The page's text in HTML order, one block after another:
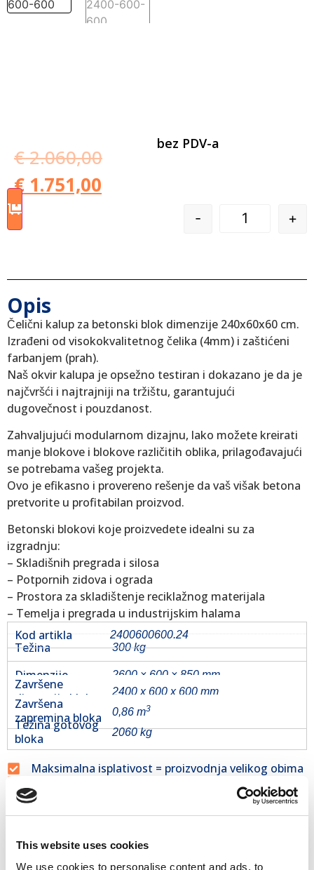
This website uses cookies
We use cookies to personalise content and ads, to
€2.060,00
€ 1.751,00
bez PDV-a
- +
Opis
Čelični kalup za betonski blok dimenzije 240x60x60 cm.
Izrađeni od visokokvalitetnog čelika (4mm) i zaštićeni
farbanjem (prah).
Naš okvir kalupa je opsežno testiran i dokazano je da je
najčvršći i najtrajniji na tržištu, garantujući
dugovečnost i pouzdanost.
Zahvaljujući modularnom dizajnu, lako možete kreirati
manje blokove i blokove različitih oblika, prilagođavajući
se potrebama vašeg projekta.
Ovo je efikasno i provereno rešenje da vaš višak betona
pretvorite u profitabilan proizvod.
Betonski blokovi koje proizvedete idealni su za
izgradnju:
– Skladišnih pregrada i silosa
– Potpornih zidova i ograda
– Prostora za skladištenje reciklažnog materijala
– Temelja i pregrada u industrijskim halama
Kod artikla
2400600600.24
Težina 300 kg
Dimenzije 2600 × 600 × 850 mm
Završene
dimenzije bloka
2400 x 600 x 600 mm
Završena
zapremina bloka
0,86 m3
Težina gotovog
bloka
2060 kg
Maksimalna isplativost = proizvodnja velikog obima
Prodaja sa zaliha